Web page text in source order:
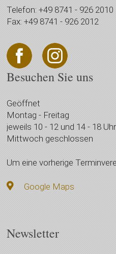
Telefon: +49 8741 - 926 2010
Fax: +49 8741 - 926 2012
Besuchen Sie uns
Geöffnet
Montag - Freitag
jeweils 10 - 12 und 14 - 18 Uhr
Mittwoch geschlossen
Um eine vorherige
Google Maps
Newsletter